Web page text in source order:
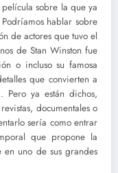
sobre la que ya
hablar sobre
de actores que tuvo el
de Stan Winston fue
o incluso su famosa
que convierten a
Pero ya están dichos,
documentales o
sería como entrar
que propone la
uno de sus grandes